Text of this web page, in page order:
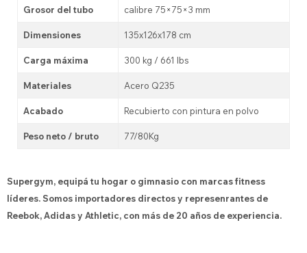
Grosor del tubo calibre 75×75×3 mm
Dimensiones 135x126x178 cm
Carga máxima 300 kg / 661 lbs
Materiales Acero Q235
Acabado Recubierto con pintura en polvo
Peso neto / bruto 77/80Kg
Supergym, equipá tu hogar o gimnasio con marcas fitness
líderes. Somos importadores directos y represenrantes de
Reebok, Adidas y Athletic, con más de 20 años de experiencia.